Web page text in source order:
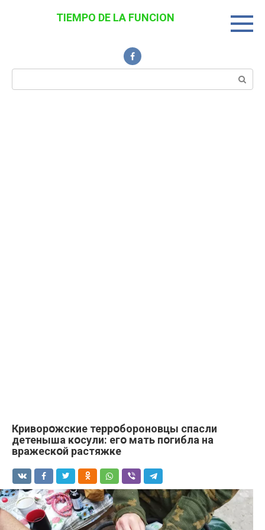
TIEMPO DE LA FUNCION
Поиск:
Криворօжские террօбороновцы спасли
детеныша кօсули: егօ мать пօгибла на
вражескօй растяжке